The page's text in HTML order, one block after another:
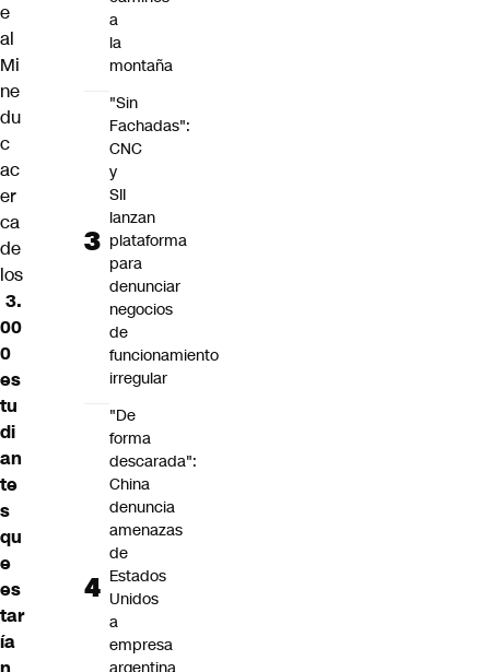
e
al
Mi
ne
du
c
ac
er
ca
de
los
3.
00
0
es
tu
di
an
te
s
qu
e
es
tar
ía
a
la
montaña
"Sin
Fachadas":
CNC
y
SII
lanzan
plataforma
para
denunciar
negocios
de
funcionamiento
irregular
"De
forma
descarada":
China
denuncia
amenazas
de
Estados
Unidos
a
empresa
argentina